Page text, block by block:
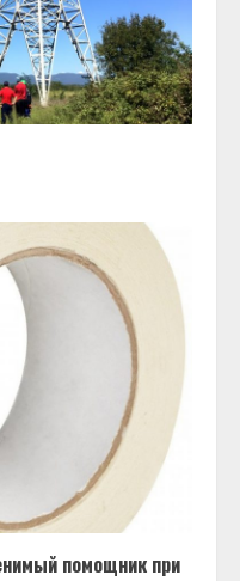
помощник при